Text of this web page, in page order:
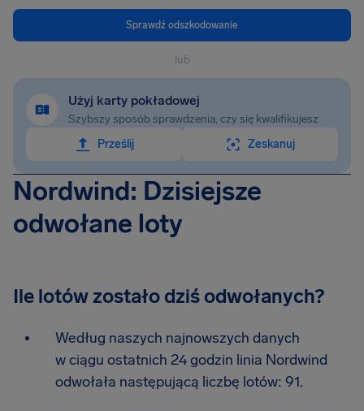
Sprawdź odszkodowanie
lub
Użyj karty pokładowej
Szybszy sposób sprawdzenia, czy się kwalifikujesz
Prześlij
Zeskanuj
Nordwind: Dzisiejsze
odwołane loty
Ile lotów zostało dziś odwołanych?
Według naszych najnowszych danych
w ciągu ostatnich 24 godzin linia Nordwind
odwołała następującą liczbę lotów: 91.